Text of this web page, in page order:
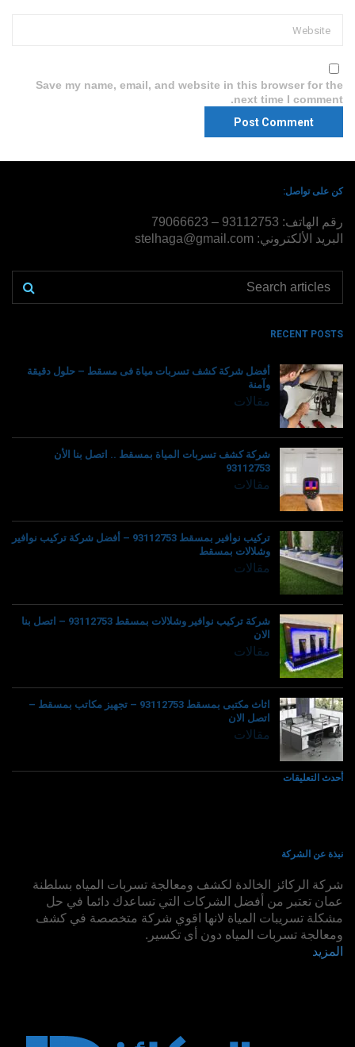
Save my name, email, and website in this browser for the
next time I comment.
كن على تواصل:
رقم الهاتف: 93112753 – 79066623
البريد الألكتروني: stelhaga@gmail.com
RECENT POSTS
أفضل شركة كشف تسربات مياة فى مسقط – حلول دقيقة
وآمنة
مقالات
شركة كشف تسربات المياة بمسقط .. اتصل بنا الأن
93112753
مقالات
تركيب نوافير بمسقط 93112753 – أفضل شركة تركيب نوافير
وشلالات بمسقط
مقالات
شركة تركيب نوافير وشلالات بمسقط 93112753 – اتصل بنا
الان
مقالات
اثاث مكتبى بمسقط 93112753 – تجهيز مكاتب بمسقط –
اتصل الان
مقالات
أحدث التعليقات
نبذة عن الشركة
شركة الركائز الخالدة لكشف ومعالجة تسربات المياه بسلطنة
عمان تعتبر من أفضل الشركات التي تساعدك دائما في حل
مشكلة تسريبات المياة لانها اقوي شركة متخصصة في كشف
ومعالجة تسربات المياه دون أى تكسير.
المزيد